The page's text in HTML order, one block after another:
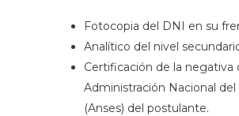
⁠Fotocopia del DNI en su
⁠Analítico del nivel
⁠Certificación de la negativa
Administración Nacional del
(Anses) del postulante.